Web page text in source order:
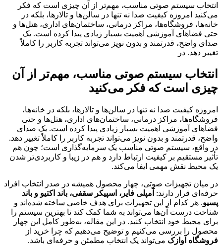
انتخاب سیستم صوتی مناسب، مهم‌تر از آن چیزی است که فکر
می‌کنید امروزه کیفیت صدا نه ‌تنها در سالن‌ها و تالارها، بلکه در
خانه‌ها، فروشگاه‌ها، مراکز درمانی، ساختمان‌های اداری، هتل‌ها و
حتی فضاهای آموزشی اهمیت بسیار زیادی پیدا کرده است. یک
صدای واضح، قدرتمند و بدون نویز می‌تواند تجربه کاربر را کاملاً
تغییر دهد. در
انتخاب سیستم صوتی مناسب، مهم‌تر از آن
چیزی است که فکر می‌کنید
امروزه کیفیت صدا نه ‌تنها در سالن‌ها و تالارها، بلکه در خانه‌ها،
فروشگاه‌ها، مراکز درمانی، ساختمان‌های اداری، هتل‌ها و حتی
فضاهای آموزشی اهمیت بسیار زیادی پیدا کرده است. یک صدای
واضح، قدرتمند و بدون نویز می‌تواند تجربه کاربر را کاملاً تغییر دهد.
در واقع، سیستم صوتی مناسب یک سرمایه‌گذاری است؛ چون هم
تأثیر مستقیم بر کیفیت ارتباط دارد و هم در زیبا و کاربردی‌تر شدن
یک محیط نقش مهمی ایفا می‌کند.
در میان تجهیزات صوتی، چهار محصول همیشه در صدر انتخاب افراد
حرفه‌ای قرار دارند: آمپلی فایر، اسپیکر سقفی، باند اکتیو و باند
پسیو. هر کدام از این تجهیزات برای هدف خاصی ساخته شده‌اند و
شناخت درست آن‌ها می‌تواند به شما کمک کند تا بهترین سیستم را
برای محیط خود انتخاب کنید. در این مقاله، به‌طور کامل این چهار
محصول را بررسی می‌کنیم و توضیح می‌دهیم که چرا خرید از
فروشگاه آوازک می‌تواند یک انتخاب مطمئن و حرفه‌ای باشد.